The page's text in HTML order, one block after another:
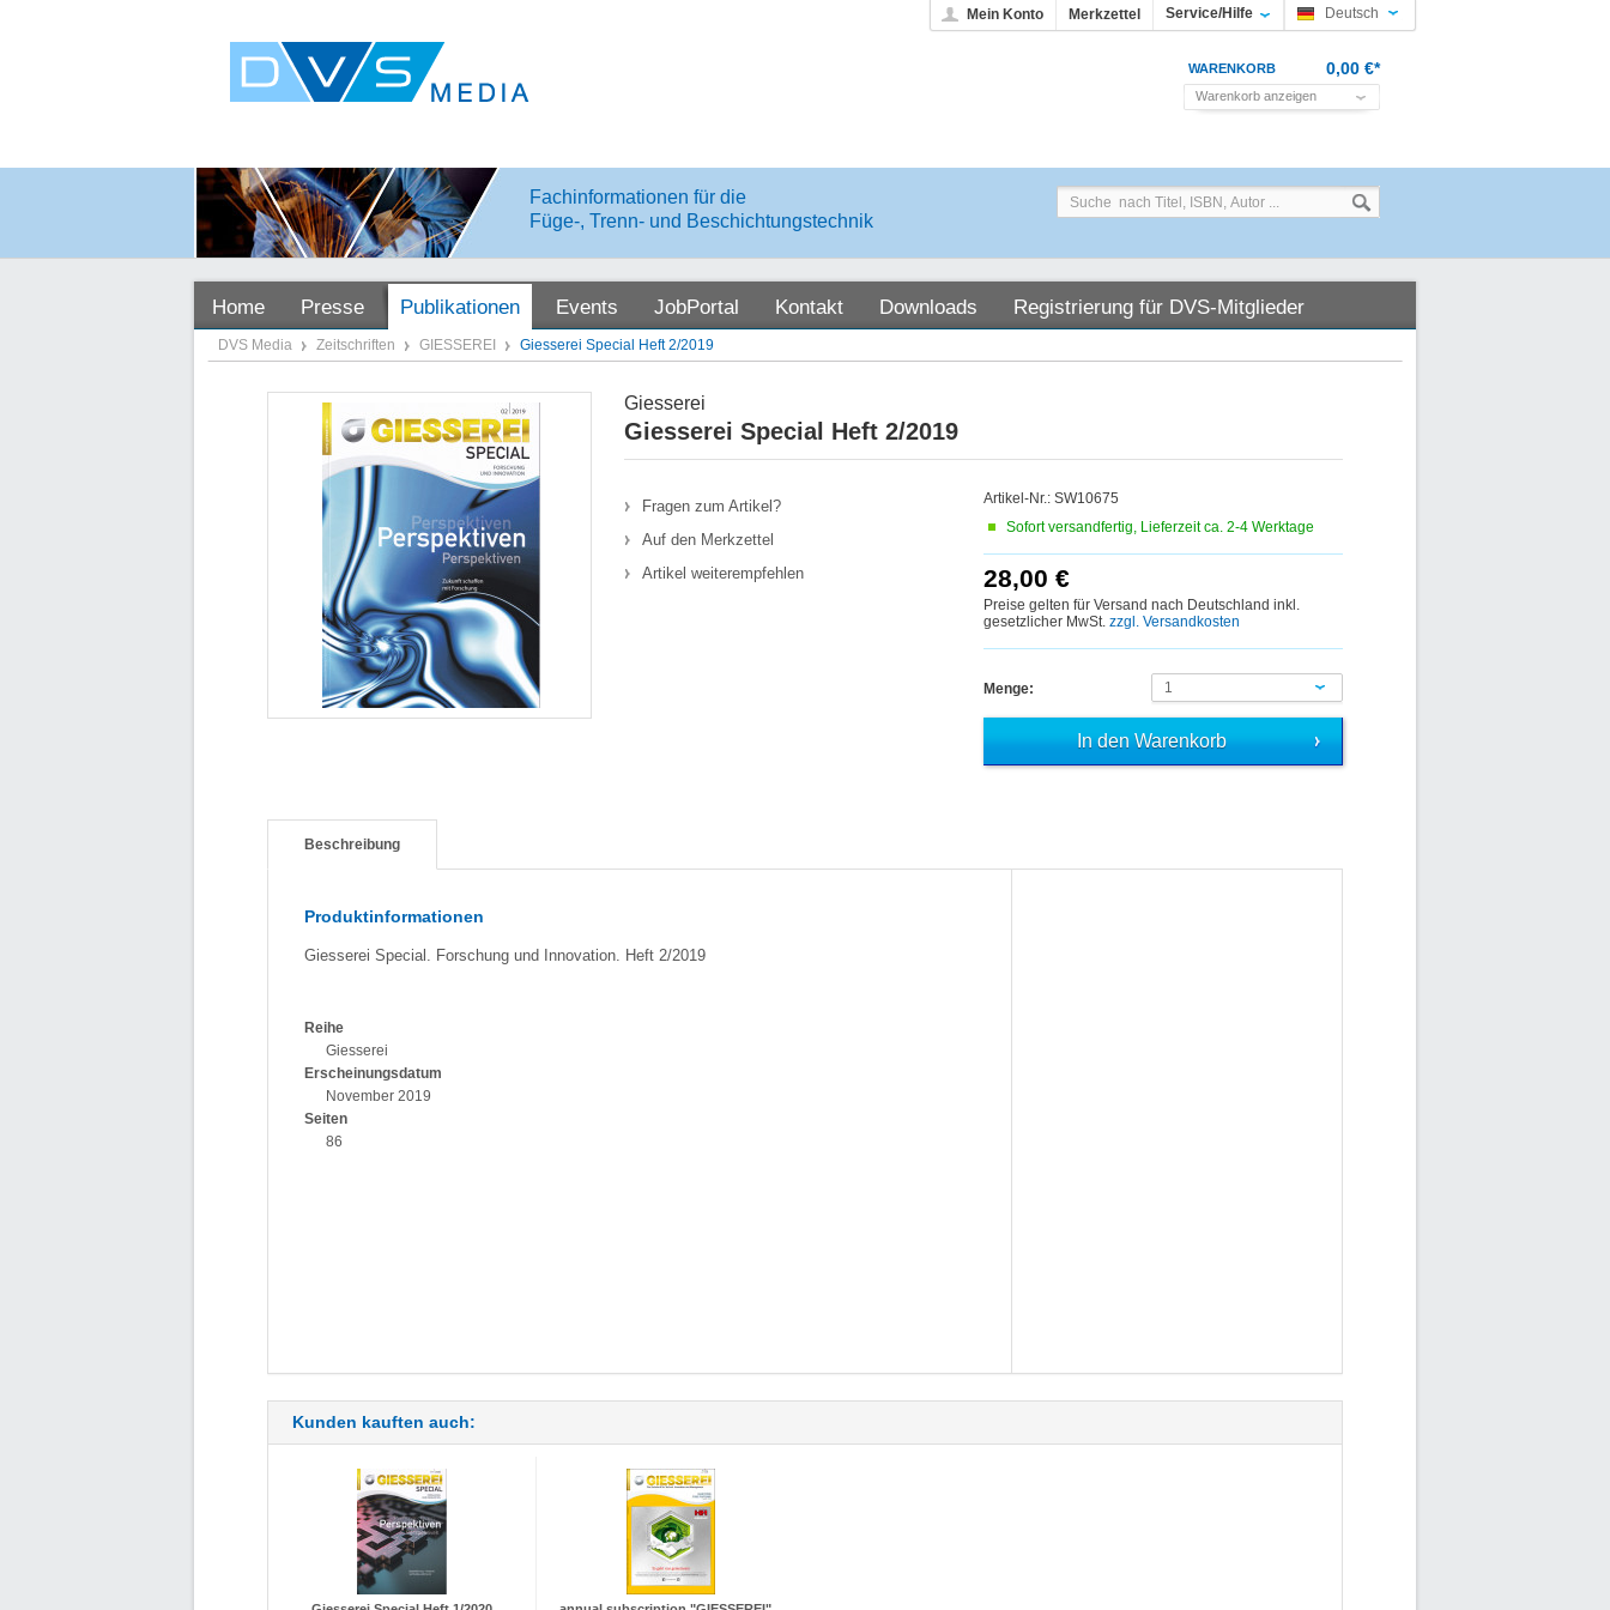
Mein Konto Merkzettel Service/Hilfe Deutsch
WARENKORB 0,00 €*
Warenkorb anzeigen
Fachinformationen für die
Füge-, Trenn- und Beschichtungstechnik
Home Presse Publikationen Events JobPortal Kontakt Downloads Registrierung für DVS-Mitglieder
DVS Media Zeitschriften GIESSEREI Giesserei Special Heft 2/2019
Giesserei
Giesserei Special Heft 2/2019
Fragen zum Artikel?
Auf den Merkzettel
Artikel weiterempfehlen
Artikel-Nr.: SW10675
Sofort versandfertig, Lieferzeit ca. 2-4 Werktage
28,00 €
Preise gelten für Versand nach Deutschland inkl.
gesetzlicher MwSt. zzgl. Versandkosten
Menge: 1
Beschreibung
Produktinformationen
Giesserei Special. Forschung und Innovation. Heft 2/2019
Reihe
Giesserei
Erscheinungsdatum
November 2019
Seiten
86
Kunden kauften auch: